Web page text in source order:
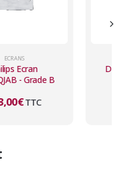
Dell Ecran P2725Hb -
Grade A
195,00